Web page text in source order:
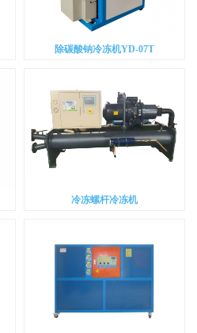
除碳酸钠冷冻机YD-07T
冷冻螺杆冷冻机